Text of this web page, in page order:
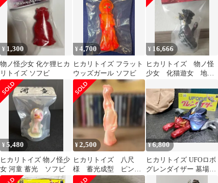
¥ 1,300
物ノ怪少女 化ケ狸ヒカ
リトイズ ソフビ
¥4,700
ヒカリトイズ フラット
ウッズガール ソフビ
¥ 16,666
ヒカリトイズ 物ノ怪
少女 化猫遊女 地獄
メイジング商店街
¥5,480
ヒカリトイズ 物ノ怪少
女 河童 蓄光 ソフビ
¥2,500
ヒカリトイズ 八尺
様 蓄光成型 ピン
ク ソフビ
¥6,800
ヒカリトイズ UFOロボ
グレンダイザー 墓場の
画廊 ソフビ 初期物絶版